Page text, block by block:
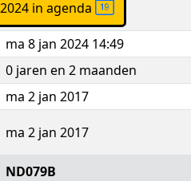
di 8 okt 2024 in agenda
ma 8 jan 2024 14:49
0 jaren en 2 maanden
ma 2 jan 2017
ma 2 jan 2017
ND079B